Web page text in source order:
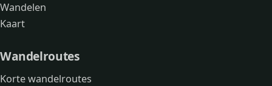
Wandelen
Kaart
Wandelroutes
Korte wandelroutes